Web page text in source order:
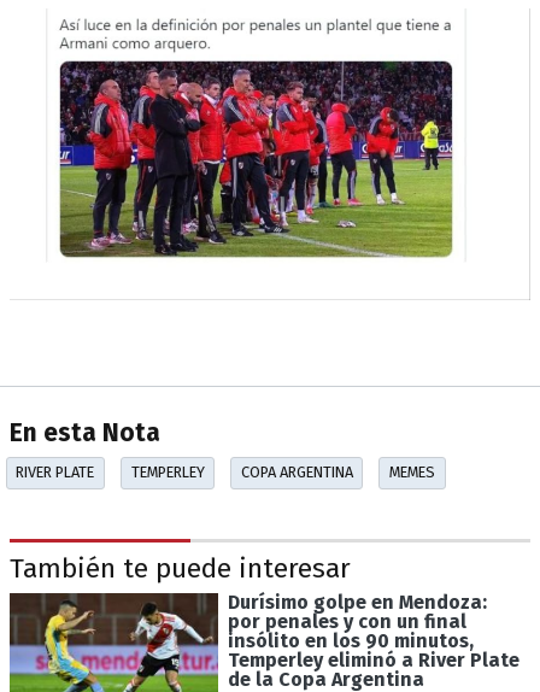
En esta Nota
RIVER PLATE TEMPERLEY COPA ARGENTINA MEMES
También te puede interesar
Durísimo golpe en Mendoza:
por penales y con un final
insólito en los 90 minutos,
Temperley eliminó a River Plate
de la Copa Argentina